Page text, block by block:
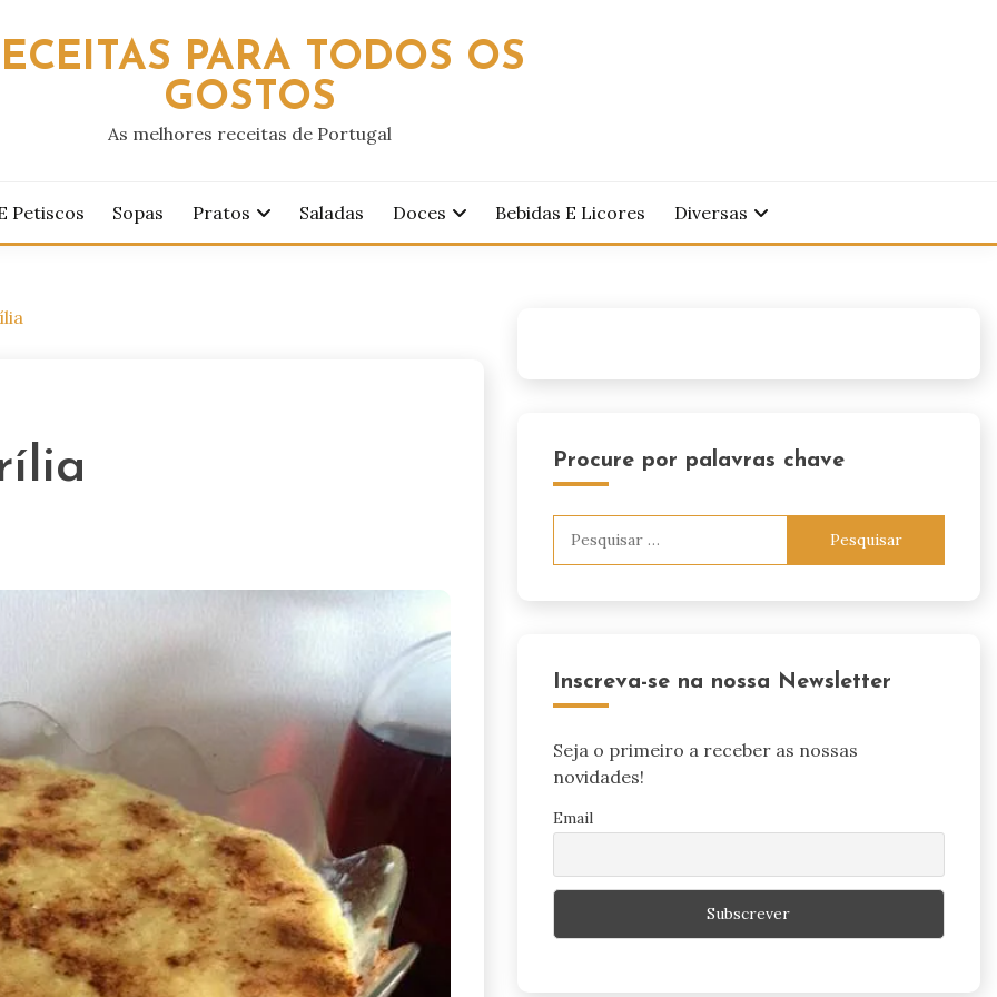
PARA TODOS OS
GOSTOS
As melhores receitas de Portugal
Petiscos Sopas Pratos Saladas Doces Bebidas E Licores Diversas
Procure por palavras chave
Inscreva-se na nossa Newsletter
Seja o primeiro a receber as nossas
novidades!
Email